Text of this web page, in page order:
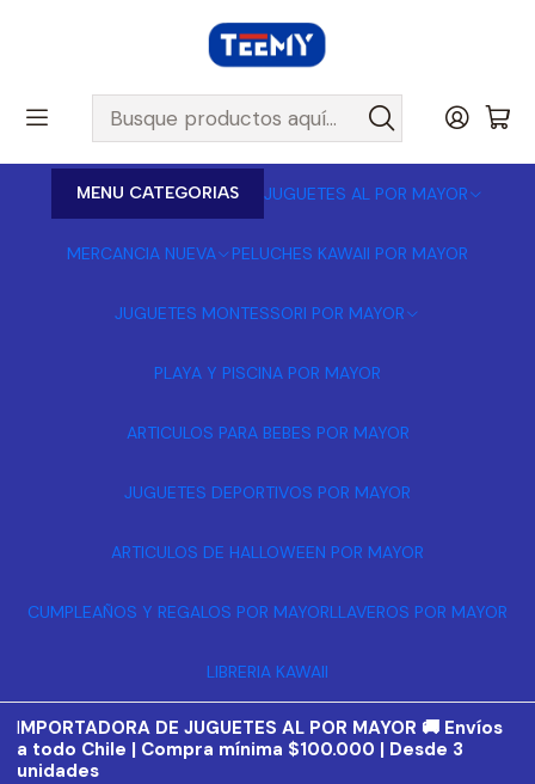
MENU CATEGORIAS JUGUETES AL POR MAYOR
MERCANCIA NUEVA PELUCHES KAWAII POR MAYOR
JUGUETES MONTESSORI POR MAYOR
PLAYA Y PISCINA POR MAYOR
ARTICULOS PARA BEBES POR MAYOR
JUGUETES DEPORTIVOS POR MAYOR
ARTICULOS DE HALLOWEEN POR MAYOR
CUMPLEAÑOS Y REGALOS POR MAYORLLAVEROS POR MAYOR
LIBRERIA KAWAII
IMPORTADORA DE JUGUETES AL POR MAYOR 🚚 Envíos
a todo Chile | Compra mínima $100.000 | Desde 3
unidades